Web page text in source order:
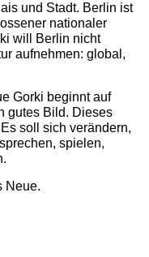
und Stadt. Berlin ist
nationaler
will Berlin nicht
aufnehmen: global,
Gorki beginnt auf
gutes Bild. Dieses
soll sich verändern,
spielen,
Neue.